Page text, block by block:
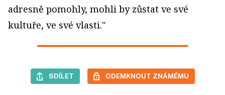
adresně pomohly, mohli by zůstat ve své
kultuře, ve své vlasti."
SDÍLET ODEMKNOUT ZNÁMÉMU